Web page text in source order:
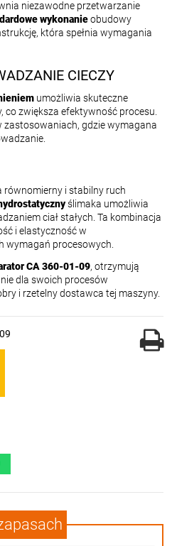
niezawodne przetwarzanie
wykonanieobudowy
która spełnia wymagania
CIECZY
umożliwia skuteczne
co zwiększa efektywność procesu.
zastosowaniach, gdzie wymagana
i stabilny ruch
ślimaka umożliwia
ciał stałych. Ta kombinacja
i elastyczność w
wymagań procesowych.
CA 360-01-09, otrzymują
dla swoich procesów
i rzetelny dostawca tej maszyny.